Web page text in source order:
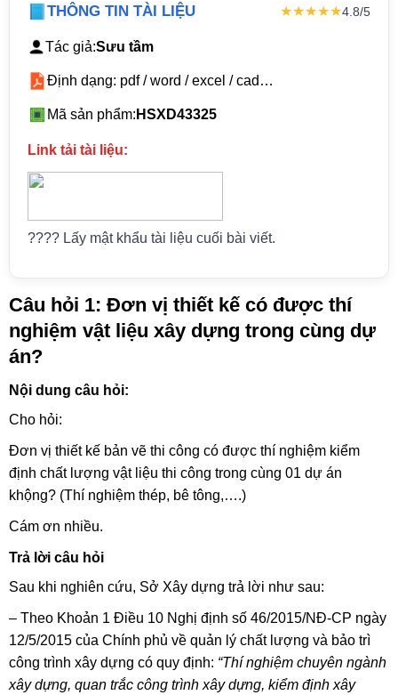
THÔNG TIN TÀI LIỆU ★★★★★4.8/5
Tác giả:Sưu tầm
Định dạng: pdf / word / excel / cad…
Mã sản phẩm: HSXD43325
Link tải tài liệu:
???? Lấy mật khẩu tài liệu cuối bài viết.
Câu hỏi 1: Đơn vị thiết kế có được thí
nghiệm vật liệu xây dựng trong cùng dự
án?
Nội dung câu hỏi:
Cho hỏi:
Đơn vị thiết kế bản vẽ thi công có được thí nghiệm kiểm
định chất lượng vật liệu thi công trong cùng 01 dự án
khộng? (Thí nghiệm thép, bê tông,….)
Cám ơn nhiều.
Trả lời câu hỏi
Sau khi nghiên cứu, Sở Xây dựng trả lời như sau:
– Theo Khoản 1 Điều 10 Nghị định số 46/2015/NĐ-CP ngày
12/5/2015 của Chính phủ về quản lý chất lượng và bảo trì
công trình xây dựng có quy định: “Thí nghiệm chuyên ngành
xây dựng, quan trắc công trình xây dựng, kiểm định xây